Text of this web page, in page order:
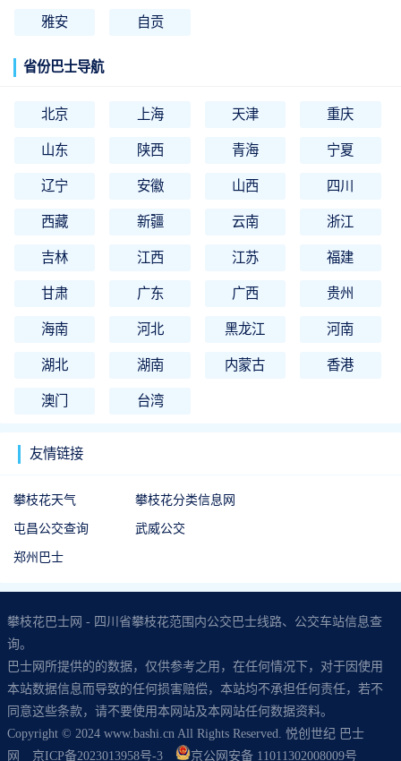
雅安 自贡
省份巴士导航
北京 上海 天津 重庆
山东 陕西 青海 宁夏
辽宁 安徽 山西 四川
西藏 新疆 云南 浙江
吉林 江西 江苏 福建
甘肃 广东 广西 贵州
海南 河北 黑龙江 河南
湖北 湖南 内蒙古 香港
澳门 台湾
友情链接
攀枝花天气 攀枝花分类信息网
屯昌公交查询 武威公交
郑州巴士
攀枝花巴士网 - 四川省攀枝花范围内公交巴士线路、公交车站信息查
询。
巴士网所提供的的数据，仅供参考之用，在任何情况下，对于因使用
本站数据信息而导致的任何损害赔偿，本站均不承担任何责任，若不
同意这些条款，请不要使用本网站及本网站任何数据资料。
Copyright © 2024 www.bashi.cn All Rights Reserved. 悦创世纪 巴士
网 京ICP备2023013958号-3 京公网安备 11011302008009号